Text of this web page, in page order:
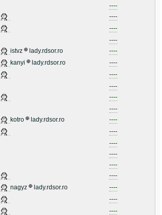
----
----
----
----
istvz lady.rdsor.ro ----
kanyi lady.rdsor.ro ----
----
----
----
----
kotro lady.rdsor.ro ----
----
----
----
----
----
nagyz lady.rdsor.ro ----
----
----